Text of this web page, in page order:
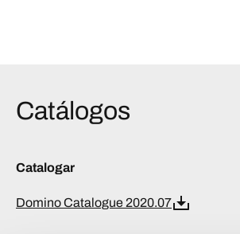
Catálogos
Catalogar
Domino Catalogue 2020.07